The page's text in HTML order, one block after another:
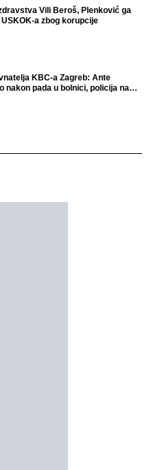
Vili Beroš, Plenković ga
a zbog korupcije
KBC-a Zagreb: Ante
nakon pada u bolnici, policija na